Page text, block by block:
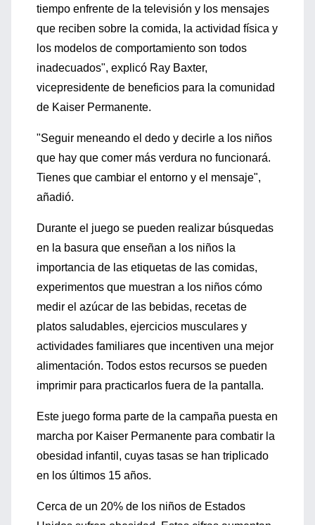
tiempo enfrente de la televisión y los mensajes
que reciben sobre la comida, la actividad física y
los modelos de comportamiento son todos
inadecuados", explicó Ray Baxter,
vicepresidente de beneficios para la comunidad
de Kaiser Permanente.
"Seguir meneando el dedo y decirle a los niños
que hay que comer más verdura no funcionará.
Tienes que cambiar el entorno y el mensaje",
añadió.
Durante el juego se pueden realizar búsquedas
en la basura que enseñan a los niños la
importancia de las etiquetas de las comidas,
experimentos que muestran a los niños cómo
medir el azúcar de las bebidas, recetas de
platos saludables, ejercicios musculares y
actividades familiares que incentiven una mejor
alimentación. Todos estos recursos se pueden
imprimir para practicarlos fuera de la pantalla.
Este juego forma parte de la campaña puesta en
marcha por Kaiser Permanente para combatir la
obesidad infantil, cuyas tasas se han triplicado
en los últimos 15 años.
Cerca de un 20% de los niños de Estados